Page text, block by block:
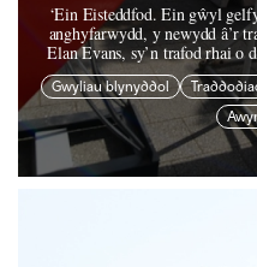
‘Ein Eisteddfod. Ein gŵyl
anghyfarwydd, y newydd â’r
Elan Evans, sy’n trafod rhai o
Gwyliau blynyddol